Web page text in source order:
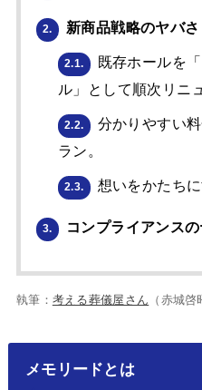
2. 新商品戦略のヤバさ
2.1.
既存ホールを
ル」として順次リニ
2.2.
分かりやすい
ラン。
2.3. 想いをかたち
3. コンプライアンスの
執筆： 考える葬儀屋さん （赤城
メモリードとは